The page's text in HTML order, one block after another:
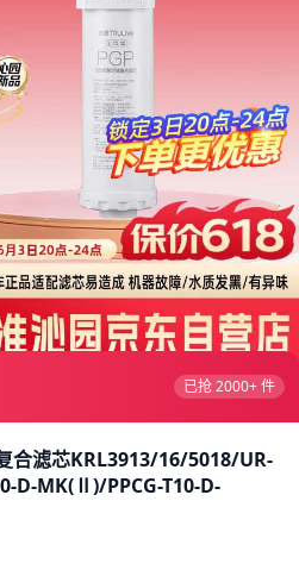
已抢 2000+ 件
合滤芯KRL3913/16/5018/UR-
D-MK(Ⅱ)/PPCG-T10-D-